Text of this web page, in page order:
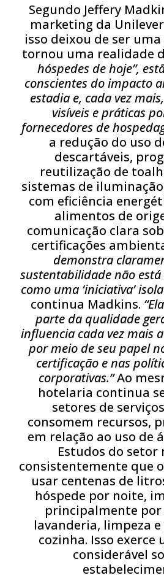
Segundo Jeffery
marketing da
isso deixou de ser
tornou uma realidade
hóspedes de hoje”,
conscientes do impacto
estadia e, cada vez
visíveis e práticas
fornecedores de
a redução do uso
descartáveis,
reutilização de
sistemas de
com eficiência
alimentos de
comunicação clara
certificações
demonstra
sustentabilidade não
como uma ‘iniciativa’
continua Madkins.
parte da qualidade
influencia cada vez mais
por meio de seu papel
certificação e nas
corporativas.”Ao
hotelaria continua
setores de
consomem recursos,
em relação ao uso de
Estudos do setor
consistentemente que
usar centenas de
hóspede por noite,
principalmente por
lavanderia, limpeza e
cozinha. Isso exerce
considerável